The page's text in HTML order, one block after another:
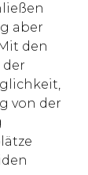
aber
den
von der